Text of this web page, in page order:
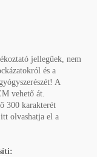
jellegűek, nem
és a
A
vehető át.
300 karakterét
olvashatja el a